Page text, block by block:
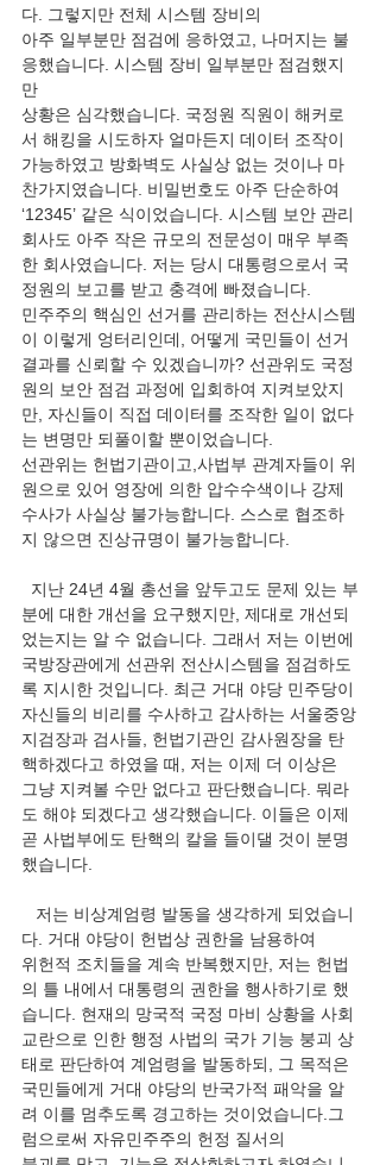
다. 그렇지만 전체 시스템 장비의
아주 일부분만 점검에 응하였고, 나머지는 불
응했습니다. 시스템 장비 일부분만 점검했지
만
상황은 심각했습니다. 국정원 직원이 해커로
서 해킹을 시도하자 얼마든지 데이터 조작이
가능하였고 방화벽도 사실상 없는 것이나 마
찬가지였습니다. 비밀번호도 아주 단순하여
‘12345’ 같은 식이었습니다. 시스템 보안 관리
회사도 아주 작은 규모의 전문성이 매우 부족
한 회사였습니다. 저는 당시 대통령으로서 국
정원의 보고를 받고 충격에 빠졌습니다.
민주주의 핵심인 선거를 관리하는 전산시스템
이 이렇게 엉터리인데, 어떻게 국민들이 선거
결과를 신뢰할 수 있겠습니까? 선관위도 국정
원의 보안 점검 과정에 입회하여 지켜보았지
만, 자신들이 직접 데이터를 조작한 일이 없다
는 변명만 되풀이할 뿐이었습니다.
선관위는 헌법기관이고,사법부 관계자들이 위
원으로 있어 영장에 의한 압수수색이나 강제
수사가 사실상 불가능합니다. 스스로 협조하
지 않으면 진상규명이 불가능합니다.
지난 24년 4월 총선을 앞두고도 문제 있는 부
분에 대한 개선을 요구했지만, 제대로 개선되
었는지는 알 수 없습니다. 그래서 저는 이번에
국방장관에게 선관위 전산시스템을 점검하도
록 지시한 것입니다. 최근 거대 야당 민주당이
자신들의 비리를 수사하고 감사하는 서울중앙
지검장과 검사들, 헌법기관인 감사원장을 탄
핵하겠다고 하였을 때, 저는 이제 더 이상은
그냥 지켜볼 수만 없다고 판단했습니다. 뭐라
도 해야 되겠다고 생각했습니다. 이들은 이제
곧 사법부에도 탄핵의 칼을 들이댈 것이 분명
했습니다.
저는 비상계엄령 발동을 생각하게 되었습니
다. 거대 야당이 헌법상 권한을 남용하여
위헌적 조치들을 계속 반복했지만, 저는 헌법
의 틀 내에서 대통령의 권한을 행사하기로 했
습니다. 현재의 망국적 국정 마비 상황을 사회
교란으로 인한 행정 사법의 국가 기능 붕괴 상
태로 판단하여 계엄령을 발동하되, 그 목적은
국민들에게 거대 야당의 반국가적 패악을 알
려 이를 멈추도록 경고하는 것이었습니다.그
럼으로써 자유민주주의 헌정 질서의